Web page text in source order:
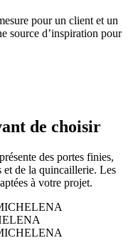
pour un client et un
source d’inspiration pour
de choisir
des portes finies,
et de la quincaillerie. Les
à votre projet.